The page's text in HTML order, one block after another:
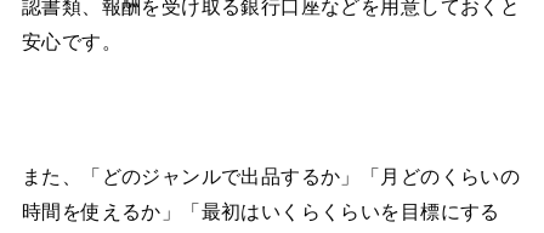
認書類、報酬を受け取る銀行口座などを用意しておくと
安心です。
また、「どのジャンルで出品するか」「月どのくらいの
時間を使えるか」「最初はいくらくらいを目標にする